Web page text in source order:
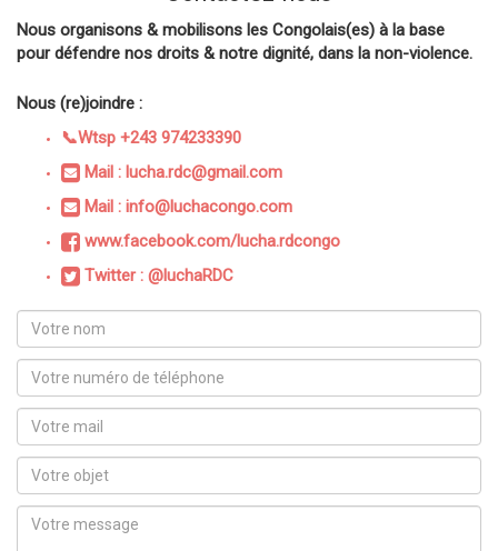
Nous organisons & mobilisons les Congolais(es) à la base
pour défendre nos droits & notre dignité, dans la non-violence.
Nous (re)joindre :
📞Wtsp +243 974233390
Mail : lucha.rdc@gmail.com
Mail : info@luchacongo.com
www.facebook.com/lucha.rdcongo
Twitter : @luchaRDC